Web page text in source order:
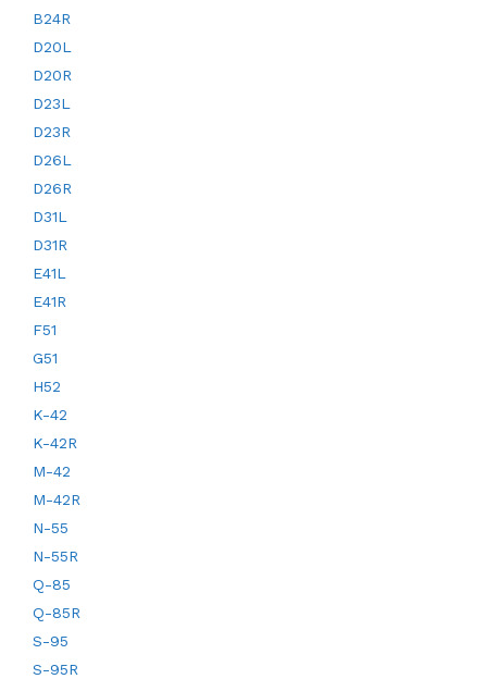
B24R
D20L
D20R
D23L
D23R
D26L
D26R
D31L
D31R
E41L
E41R
F51
G51
H52
K-42
K-42R
M-42
M-42R
N-55
N-55R
Q-85
Q-85R
S-95
S-95R